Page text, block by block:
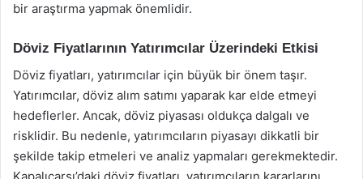
bir araştırma yapmak önemlidir.
Döviz Fiyatlarının Yatırımcılar Üzerindeki Etkisi
Döviz fiyatları, yatırımcılar için büyük bir önem taşır.
Yatırımcılar, döviz alım satımı yaparak kar elde etmeyi
hedeflerler. Ancak, döviz piyasası oldukça dalgalı ve
risklidir. Bu nedenle, yatırımcıların piyasayı dikkatli bir
şekilde takip etmeleri ve analiz yapmaları gerekmektedir.
Kapalıçarşı’daki döviz fiyatları, yatırımcıların kararlarını